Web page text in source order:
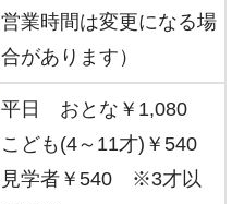
営業時間は変更になる場
合があります）
平日 おとな￥1,080
こども(4～11才)￥540
見学者￥540 ※3才以